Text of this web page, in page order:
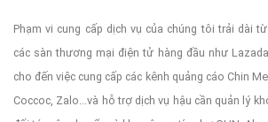
Phạm vi cung cấp dịch vụ của chúng tôi trải dài
các sàn thương mại điện tử hàng đầu như
cho đến việc cung cấp các kênh quảng cáo Chin
Coccoc, Zalo...và hỗ trợ dịch vụ hậu cần quản lý